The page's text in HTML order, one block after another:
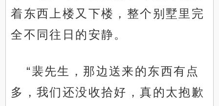
着东西上楼又下楼，整个别墅里完
全不同往日的安静。
“裴先生，那边送来的东西有点
多，我们还没收拾好，真的太抱歉